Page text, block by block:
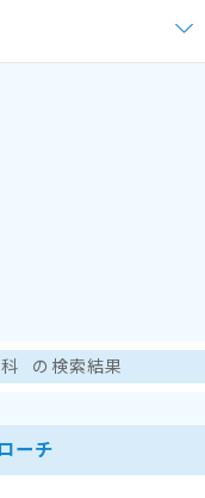
の検索結果
ーチ